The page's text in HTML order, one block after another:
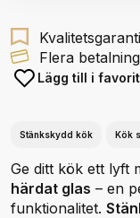
Kvalitetsgaranti
Flera
Lägg till i
Stänkskydd kök Kök
Ge ditt kök ett lyft
härdat glas – en
funktionalitet.